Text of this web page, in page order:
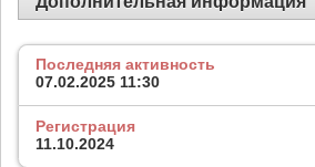
Последняя активность
07.02.2025 11:30
Регистрация
11.10.2024